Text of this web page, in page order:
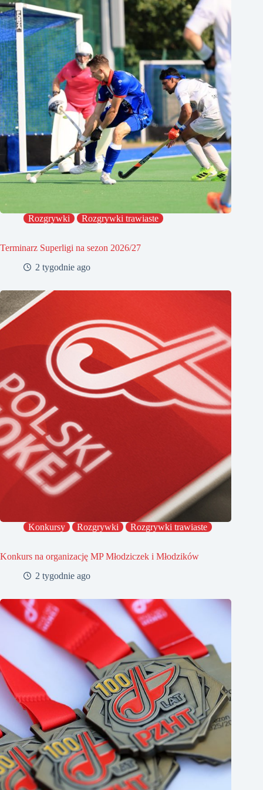
Rozgrywki Rozgrywki trawiaste
Terminarz Superligi na sezon 2026/27
2 tygodnie ago
Konkursy Rozgrywki Rozgrywki trawiaste
Konkurs na organizację MP Młodziczek i Młodzików
2 tygodnie ago